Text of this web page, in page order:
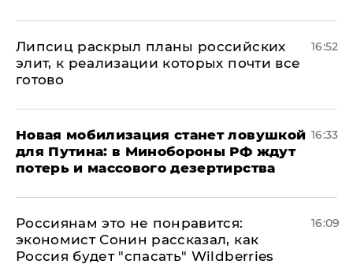
Липсиц раскрыл планы российских
элит, к реализации которых почти все
готово
16:52
​Новая мобилизация станет ловушкой
для Путина: в Минобороны РФ ждут
потерь и массового дезертирства
16:33
Россиянам это не понравится:
экономист Сонин рассказал, как
Россия будет "спасать" Wildberries
16:09